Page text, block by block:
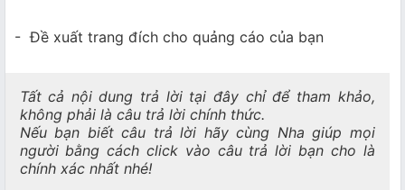
- Đề xuất trang đích cho quảng cáo của bạn
Tất cả nội dung trả lời tại đây chỉ để tham khảo,
không phải là câu trả lời chính thức.
Nếu bạn biết câu trả lời hãy cùng Nha giúp mọi
người bằng cách click vào câu trả lời bạn cho là
chính xác nhất nhé!